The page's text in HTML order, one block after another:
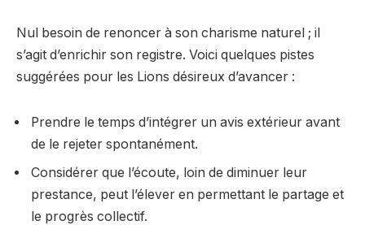
Nul besoin de renoncer à son charisme naturel ; il
s’agit d’enrichir son registre. Voici quelques pistes
suggérées pour les Lions désireux d’avancer :
Prendre le temps d’intégrer un avis extérieur avant
de le rejeter spontanément.
Considérer que l’écoute, loin de diminuer leur
prestance, peut l’élever en permettant le partage et
le progrès collectif.